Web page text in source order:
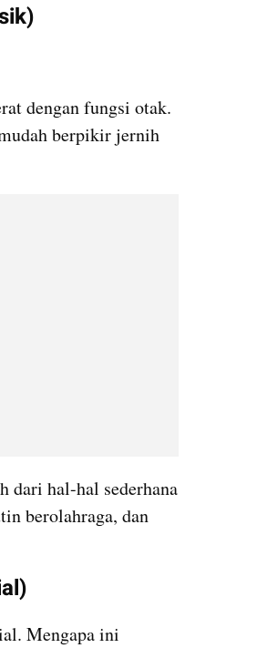
dengan fungsi otak.
berpikir jernih
dari hal-hal sederhana
berolahraga, dan
Mengapa ini